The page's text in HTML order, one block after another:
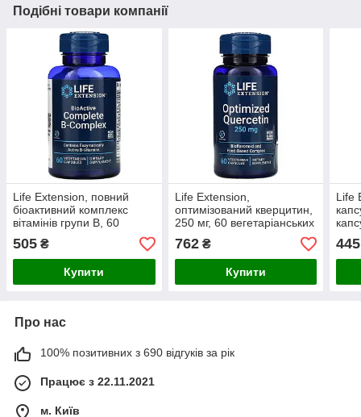
Подібні товари компанії
Life Extension, повний
біоактивний комплекс
вітамінів групи B, 60
вегетаріанських капсул
505 ₴
Купити
Life Extension,
оптимізований кверцитин,
250 мг, 60 вегетаріанських
капсул
762₴
Купити
Life
445
Про нас
100% позитивних з 690 відгуків за рік
Працює з 22.11.2021
м. Київ